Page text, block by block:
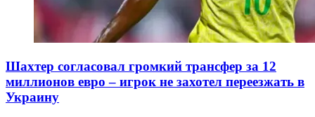
Шахтер согласовал громкий трансфер за 12
миллионов евро – игрок не захотел переезжать в
Украину